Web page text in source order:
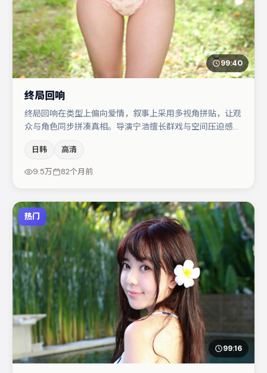
99:40
终局回响
终局回响在类型上偏向爱情，叙事上采用多视角拼贴，让观
众与角色同步拼凑真相。导演宁浩擅长群戏与空间压迫感，
动，沈腾、段奕宏分别提供反差与喜剧/悬疑调剂（视场次
而定）。若你偏爱强类型与清晰主线，这部作品值得关注。
日韩 高清
9.5万 82个月前
热门
99:16